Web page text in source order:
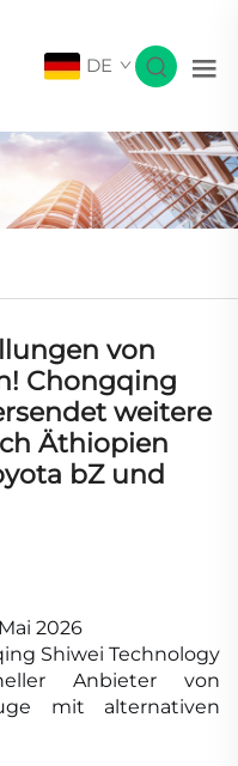
DE
von
Chongqing
weitere
Äthiopien
bZ und
2026
Shiwei Technology
Anbieter von
mit alternativen